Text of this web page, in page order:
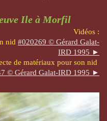
Ile à Morfil
Vidéos :
nid #020269 © Gérard Galat-
IRD 1995 ►
de matériaux pour son nid
© Gérard Galat-IRD 1995 ►